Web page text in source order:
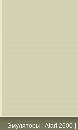
Эмуляторы : Atari 2600